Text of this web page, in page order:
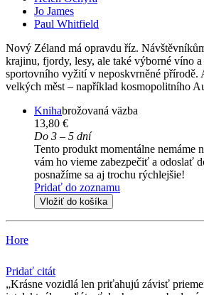
Jo James
Paul Whitfield
Nový Zéland má opravdu říz.
krajinu, fjordy, lesy, ale také výborné víno a
sportovního vyžití v neposkvrněné přírodě.
velkých měst – například kosmopolitního
Knihabrožovaná väzba
13,80 €
Do 3 – 5 dní
Tento produkt momentálne nemáme
vám ho vieme zabezpečiť a odoslať
posnažíme sa aj trochu rýchlejšie!
Pridať do zoznamu
Vložiť do košíka
Hore
Pridať citát
Krásne vozidlá len priťahujú závisť